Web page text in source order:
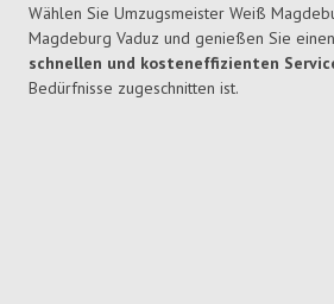
Wählen Sie Umzugsmeister Weiß
Magdeburg Vaduz und genießen Sie einen
schnellen und kosteneffizienten
Bedürfnisse zugeschnitten ist.